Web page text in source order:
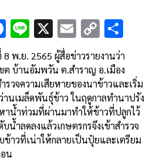
F
ac
e
b
o
o
k
Li
n
e
X E
ai
l
C
py
Li
n
k
ar
e
8 พ.ย. 2565 ผู้สื่อข่าวรายงานว่า
ต บ้านอัมพวัน ต.สำราญ อ.เมือง
รวจความเสียหายของนาข้าวและเริ่ม
นเมล็ดพันธุ์ข้าว ในฤดูกาลทำนาปรัง
น้ำท่วมที่ผ่านมาทำให้ข้าวที่ปลูกไว้
ำลดลงแล้วเกษตรกรจึงเข้าสำรวจ
ข้าวที่เน่าให้กลายเป็นปุ๋ยและเตรียม
น